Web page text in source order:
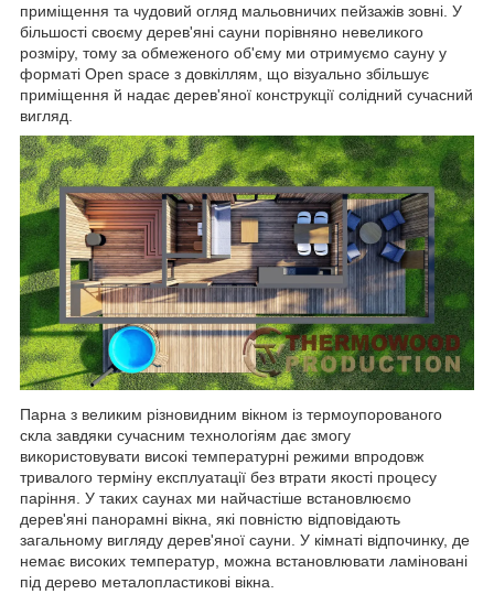
приміщення та чудовий огляд мальовничих пейзажів зовні. У
більшості своєму дерев'яні сауни порівняно невеликого
розміру, тому за обмеженого об'єму ми отримуємо сауну у
форматі Open space з довкіллям, що візуально збільшує
приміщення й надає дерев'яної конструкції солідний сучасний
вигляд.
Парна з великим різновидним вікном із термоупорованого
скла завдяки сучасним технологіям дає змогу
використовувати високі температурні режими впродовж
тривалого терміну експлуатації без втрати якості процесу
паріння. У таких саунах ми найчастіше встановлюємо
дерев'яні панорамні вікна, які повністю відповідають
загальному вигляду дерев'яної сауни. У кімнаті відпочинку, де
немає високих температур, можна встановлювати ламіновані
під дерево металопластикові вікна.